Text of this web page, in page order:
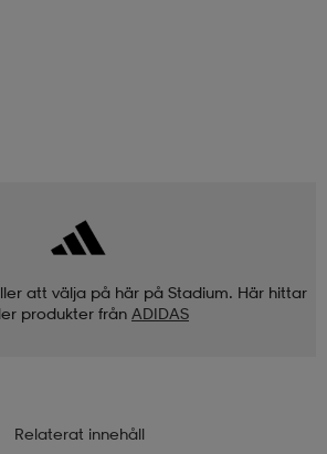
att välja på här på Stadium. Här hittar
produkter från ADIDAS
Relaterat innehåll